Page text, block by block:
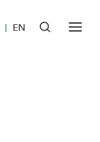
| EN